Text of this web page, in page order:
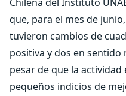
que, para el mes de
tuvieron cambios de
positiva y dos en sentido
pesar de que la
pequeños indicios de